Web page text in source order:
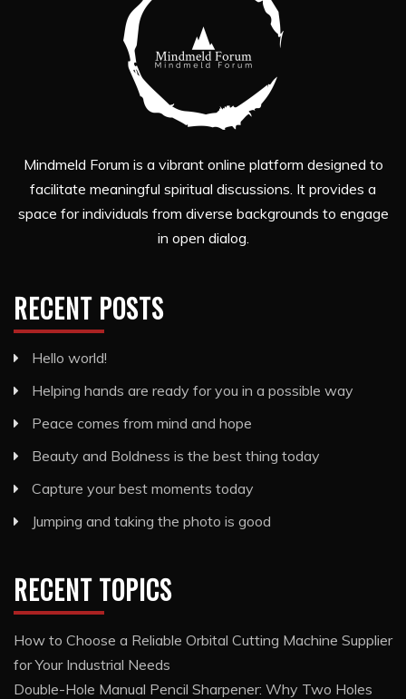
Mindmeld Forum is a vibrant online platform designed to
facilitate meaningful spiritual discussions. It provides a
space for individuals from diverse backgrounds to engage
in open dialog.
RECENT POSTS
Hello world!
Helping hands are ready for you in a possible way
Peace comes from mind and hope
Beauty and Boldness is the best thing today
Capture your best moments today
Jumping and taking the photo is good
RECENT TOPICS
How to Choose a Reliable Orbital Cutting Machine Supplier
for Your Industrial Needs
Double-Hole Manual Pencil Sharpener: Why Two Holes